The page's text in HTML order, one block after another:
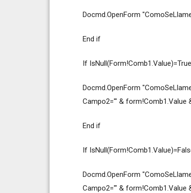
Docmd.OpenForm
End if
If
Docmd.OpenForm
Campo2='" & form!Comb1.Value
End if
If
Docmd.OpenForm
Campo2='" & form!Comb1.Value